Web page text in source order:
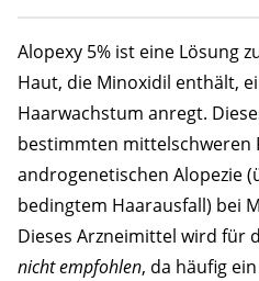
Alopexy 5% ist eine Lösung
Haut, die Minoxidil enthält,
Haarwachstum anregt.
bestimmten mittelschweren
androgenetischen Alopezie
bedingtem Haarausfall) bei
Dieses Arzneimittel wird für
nicht empfohlen, da häufig